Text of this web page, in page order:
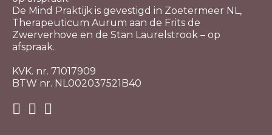
De Mind Praktijk is gevestigd in Zoetermeer NL,
Therapeuticum Aurum aan de Frits de
Zwerverhove en de Stan Laurelstrook – op
afspraak.
KVK. nr. 71017909
BTW nr. NL002037521B40